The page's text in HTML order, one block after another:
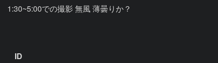
1:30~5:00での撮影 無風 薄曇りか？
ID